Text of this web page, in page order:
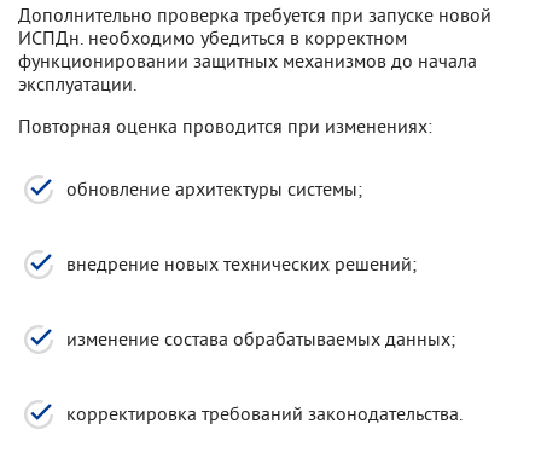
Дополнительно проверка требуется при запуске новой
ИСПДн. необходимо убедиться в корректном
функционировании защитных механизмов до начала
эксплуатации.
Повторная оценка проводится при изменениях:
обновление архитектуры системы;
внедрение новых технических решений;
изменение состава обрабатываемых данных;
корректировка требований законодательства.